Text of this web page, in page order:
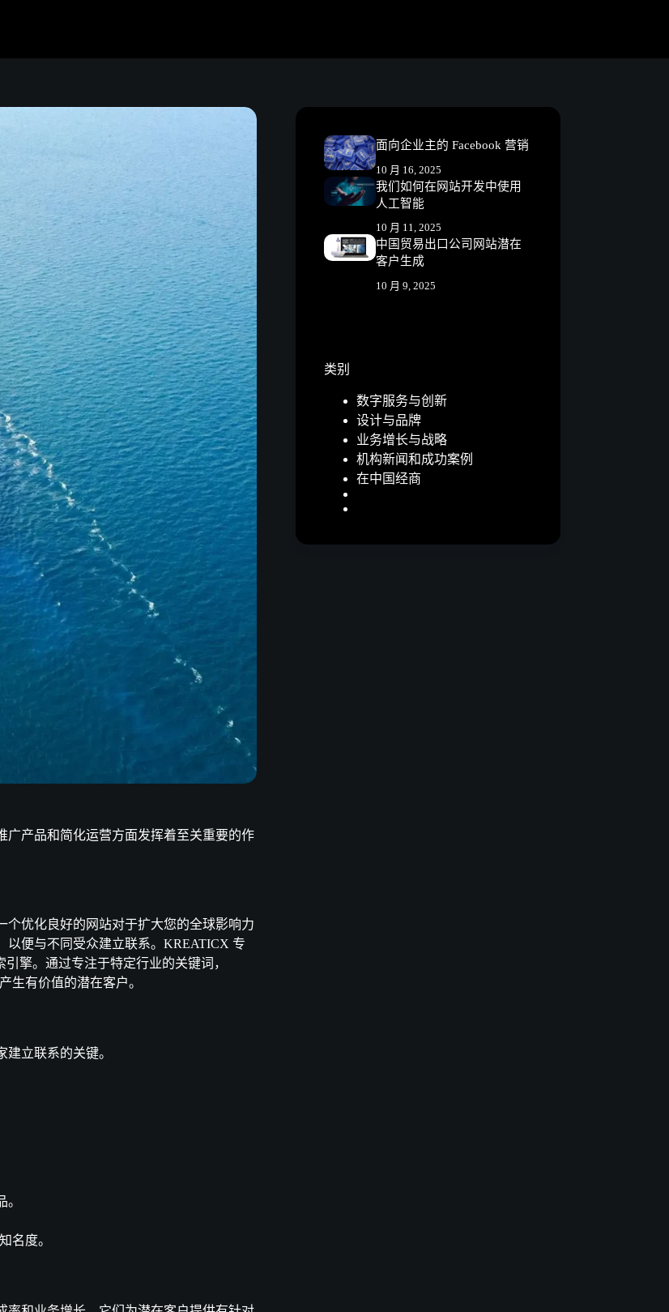
广产品和简化运营方面发挥着至关重要的作
优化良好的网站对于扩大您的全球影响力
以便与不同受众建立联系。KREATICX 专
擎。通过专注于特定行业的关键词，
生有价值的潜在客户。
立联系的关键。
名度。
面向企业主的 Facebook 营销
10 月 16, 2025
我们如何在网站开发中使用
人工智能
10 月 11, 2025
中国贸易出口公司网站潜在
客户生成
10 月 9, 2025
类别
数字服务与创新
设计与品牌
业务增长与战略
机构新闻和成功案例
在中国经商